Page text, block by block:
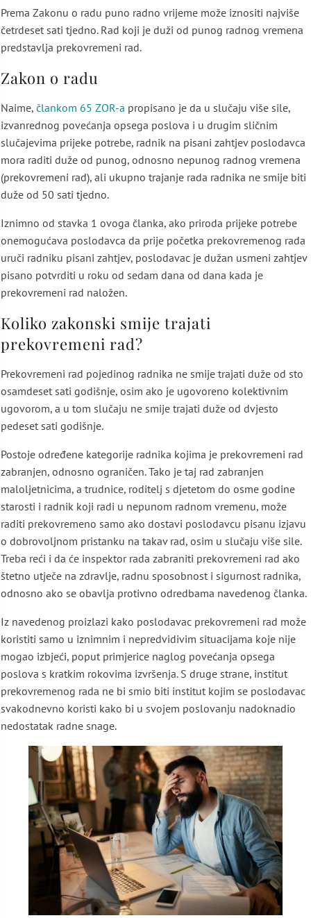
Prema Zakonu o radu puno radno vrijeme može iznositi najviše
četrdeset sati tjedno. Rad koji je duži od punog radnog vremena
predstavlja prekovremeni rad.
Zakon o radu
Naime, člankom 65 ZOR-a propisano je da u slučaju više sile,
izvanrednog povećanja opsega poslova i u drugim sličnim
slučajevima prijeke potrebe, radnik na pisani zahtjev poslodavca
mora raditi duže od punog, odnosno nepunog radnog vremena
(prekovremeni rad), ali ukupno trajanje rada radnika ne smije biti
duže od 50 sati tjedno.
Iznimno od stavka 1 ovoga članka, ako priroda prijeke potrebe
onemogućava poslodavca da prije početka prekovremenog rada
uruči radniku pisani zahtjev, poslodavac je dužan usmeni zahtjev
pisano potvrditi u roku od sedam dana od dana kada je
prekovremeni rad naložen.
Koliko zakonski smije trajati
prekovremeni rad?
Prekovremeni rad pojedinog radnika ne smije trajati duže od sto
osamdeset sati godišnje, osim ako je ugovoreno kolektivnim
ugovorom, a u tom slučaju ne smije trajati duže od dvjesto
pedeset sati godišnje.
Postoje određene kategorije radnika kojima je prekovremeni rad
zabranjen, odnosno ograničen. Tako je taj rad zabranjen
maloljetnicima, a trudnice, roditelj s djetetom do osme godine
starosti i radnik koji radi u nepunom radnom vremenu, može
raditi prekovremeno samo ako dostavi poslodavcu pisanu izjavu
o dobrovoljnom pristanku na takav rad, osim u slučaju više sile.
Treba reći i da će inspektor rada zabraniti prekovremeni rad ako
štetno utječe na zdravlje, radnu sposobnost i sigurnost radnika,
odnosno ako se obavlja protivno odredbama navedenog članka.
Iz navedenog proizlazi kako poslodavac prekovremeni rad može
koristiti samo u iznimnim i nepredvidivim situacijama koje nije
mogao izbjeći, poput primjerice naglog povećanja opsega
poslova s kratkim rokovima izvršenja. S druge strane, institut
prekovremenog rada ne bi smio biti institut kojim se poslodavac
svakodnevno koristi kako bi u svojem poslovanju nadoknadio
nedostatak radne snage.